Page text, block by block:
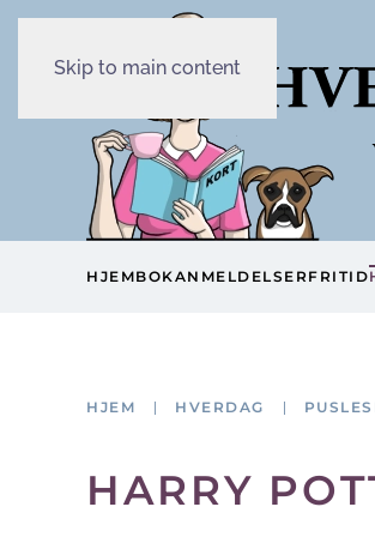
Skip to main content
HJEMBOKANMELDELSERFRITID
HJEM HVERDAG
HARRY